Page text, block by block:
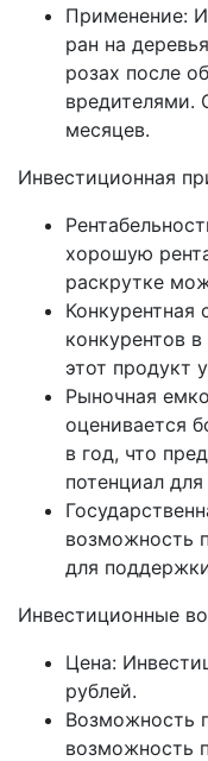
Применение:
ран на
розах после
вредителями.
месяцев.
Инвестиционная
хорошую
раскрутке
Конкурентная
конкурентов
этот продукт
Рыночная
оценивается
в год, что
потенциал
возможность
для
Инвестиционные
Цена:
рублей.
Возможность
возможность